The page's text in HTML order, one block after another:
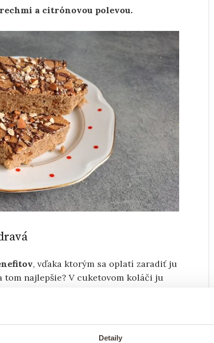
Detaily
a citrónovou polevou.
, vďaka ktorým sa oplatí zaradiť ju
tom najlepšie? V cuketovom koláči ju